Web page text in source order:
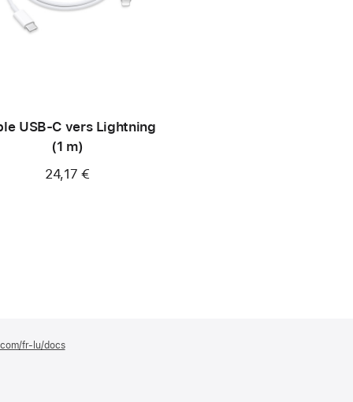
USB-C vers Lightning
(1 m)
24,17 €
fr-lu/docs(s’ouvre